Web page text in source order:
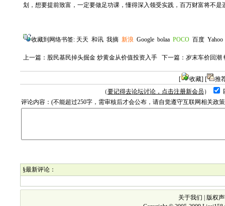
划，想要提前致富，一定要做足功课，懂得深入领受实践，百万财富将不是
收藏到网络书签: 天天 和讯 我摘 新浪 Google bolaa POCO 百度 Yahoo
上一篇： 股民基民掉头掘金 炒黄金从价值投资入手 下一篇： 岁末车价回潮
[ 收藏] [
推
（要记得去论坛讨论，点击注册新会员 ）
评论内容：(不能超过250字，需审核后才会公布，请自觉遵守互联网相关政
§最新评论：
关于我们
版权